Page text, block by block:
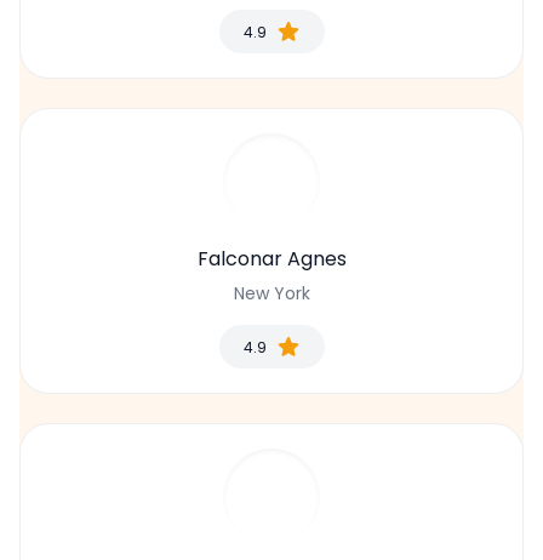
4.9
Falconar Agnes
New York
4.9